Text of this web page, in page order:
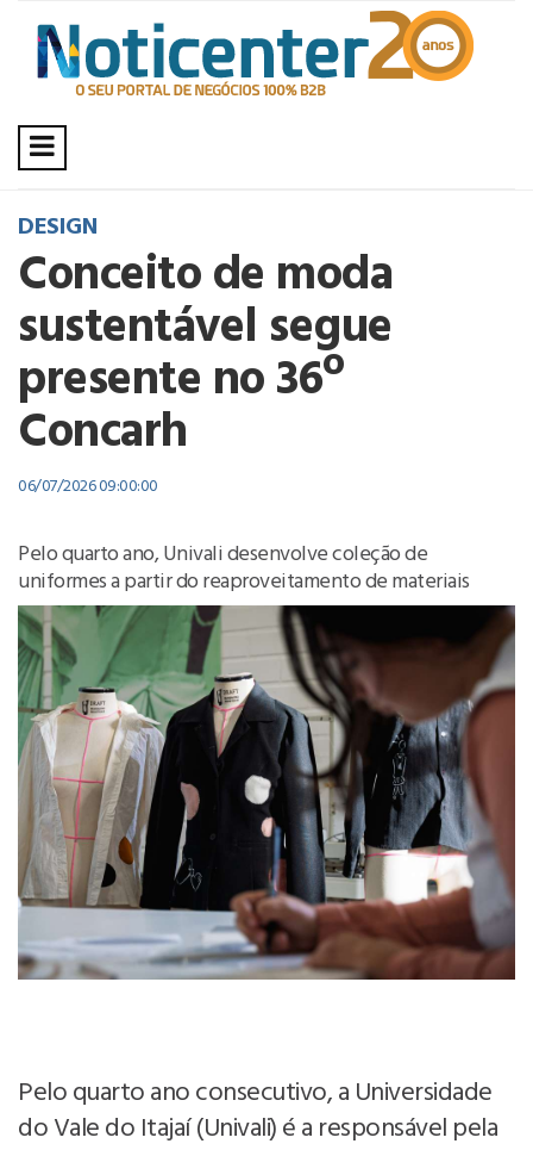
DESIGN
Conceito de moda
sustentável segue
presente no 36º
Concarh
06/07/2026 09:00:00
Pelo quarto ano, Univali desenvolve coleção de
uniformes a partir do reaproveitamento de materiais
Pelo quarto ano consecutivo, a Universidade
do Vale do Itajaí (Univali) é a responsável pela